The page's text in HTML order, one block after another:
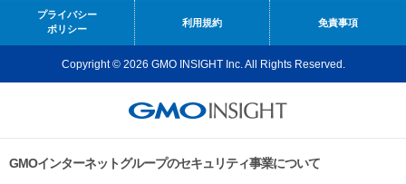
プライバシー
ポリシー
利用規約 免責事項
Copyright © 2026 GMO INSIGHT Inc. All Rights Reserved.
GMOインターネットグループのセキュリティ事業について